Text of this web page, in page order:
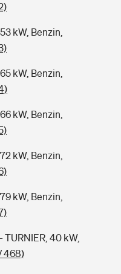
kW, Benzin,
kW, Benzin,
kW, Benzin,
kW, Benzin,
kW, Benzin,
TURNIER, 40 kW,
468)